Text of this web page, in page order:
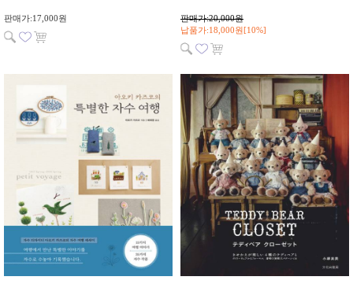
판매가:17,000원
판매가:20,000원
납품가:18,000원[10%]